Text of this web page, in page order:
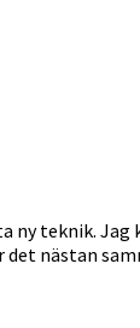
ny teknik.
det nästan